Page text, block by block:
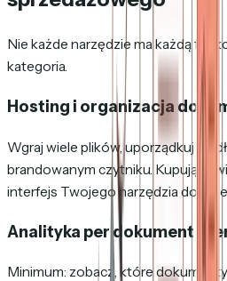
Nie każde narzędzie ma każdą
kategoria.
Hosting i organizacja
Wgraj wiele plików, uporządkuj
brandowanym czytniku. Kupujący
interfejs Twojego narzędzia do
Analityka per dokument i
Minimum: zobacz, które